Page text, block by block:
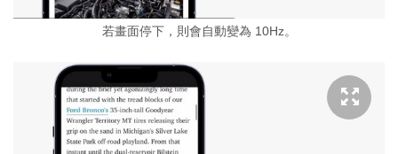
若畫面停下，則會自動變為 10Hz。